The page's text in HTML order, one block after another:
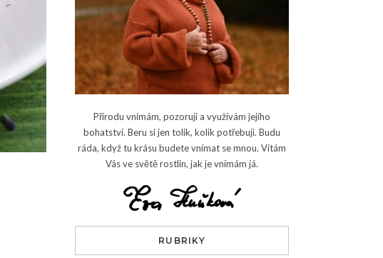
Přírodu vnímám, pozoruji a využívám jejího
bohatství. Beru si jen tolik, kolik potřebuji. Budu
ráda, když tu krásu budete vnímat se mnou. Vítám
Vás ve světě rostlin, jak je vnímám já.
RUBRIKY